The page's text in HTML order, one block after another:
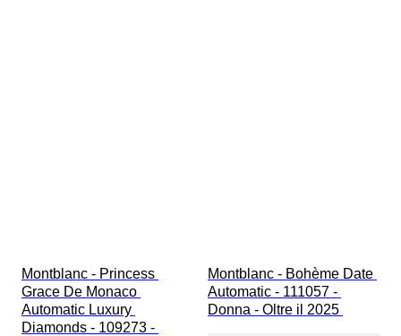
Montblanc - Princess
Grace De Monaco
Automatic Luxury
Diamonds - 109273 -
Montblanc - Bohème Date
Automatic - 111057 -
Donna - Oltre il 2025